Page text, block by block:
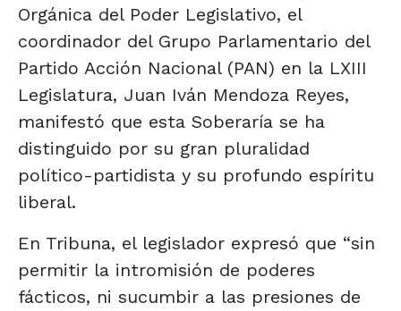
Orgánica del Poder Legislativo, el
coordinador del Grupo Parlamentario del
Partido Acción Nacional (PAN) en la LXIII
Legislatura, Juan Iván Mendoza Reyes,
manifestó que esta Soberaría se ha
distinguido por su gran pluralidad
político-partidista y su profundo espíritu
liberal.
En Tribuna, el legislador expresó que “sin
permitir la intromisión de poderes
fácticos, ni sucumbir a las presiones de